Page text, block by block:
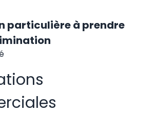
particulière à prendre